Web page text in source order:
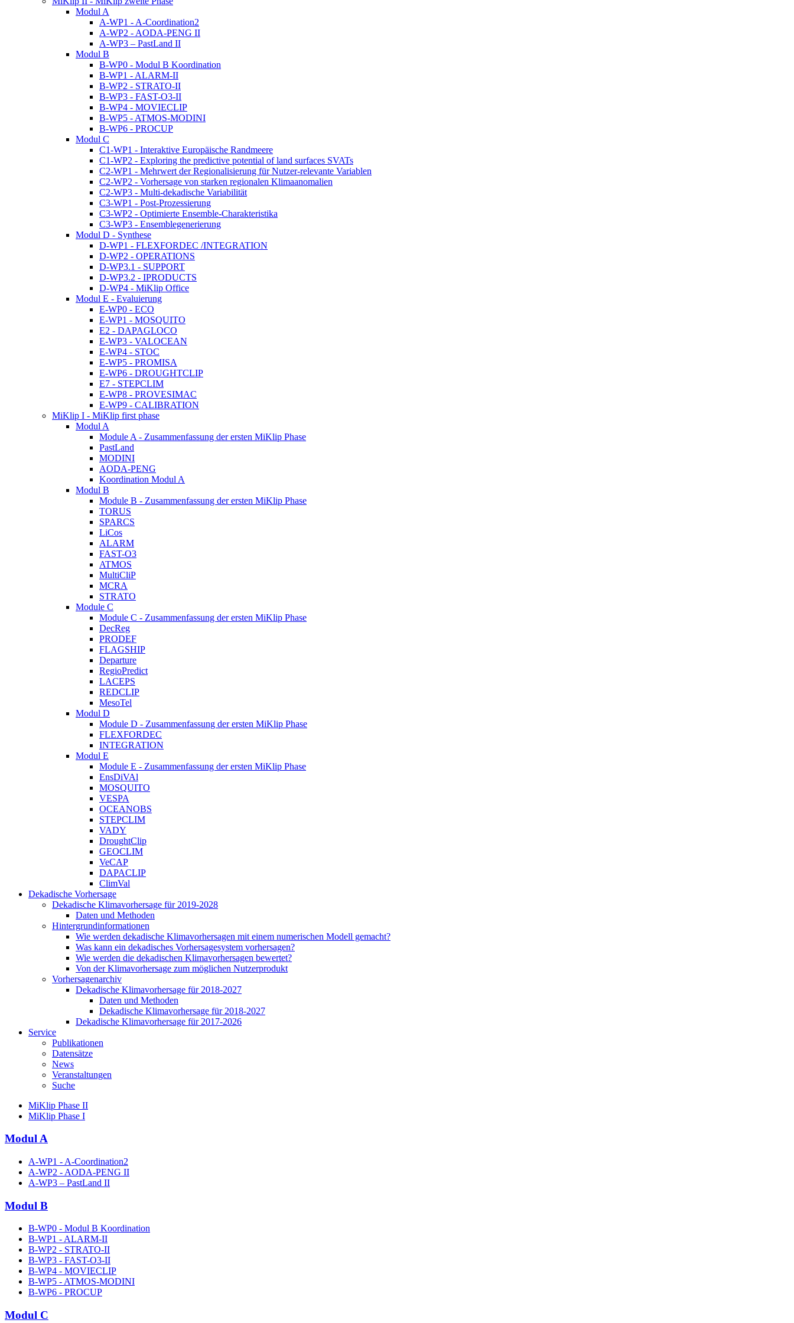
Modul A
A-WP1 - A-Coordination2
A-WP2 - AODA-PENG II
A-WP3 – PastLand II
Modul B
B-WP0 - Modul B Koordination
B-WP1 - ALARM-II
B-WP2 - STRATO-II
B-WP3 - FAST-O3-II
B-WP4 - MOVIECLIP
B-WP5 - ATMOS-MODINI
B-WP6 - PROCUP
Modul C
C1-WP1 - Interaktive Europäische Randmeere
C1-WP2 - Exploring the predictive potential of land surfaces SVATs
C2-WP1 - Mehrwert der Regionalisierung für Nutzer-relevante Variablen
C2-WP2 - Vorhersage von starken regionalen Klimaanomalien
C2-WP3 - Multi-dekadische Variabilität
C3-WP1 - Post-Prozessierung
C3-WP2 - Optimierte Ensemble-Charakteristika
C3-WP3 - Ensemblegenerierung
Modul D - Synthese
D-WP1 - FLEXFORDEC /INTEGRATION
D-WP2 - OPERATIONS
D-WP3.1 - SUPPORT
D-WP3.2 - IPRODUCTS
D-WP4 - MiKlip Office
Modul E - Evaluierung
E-WP0 - ECO
E-WP1 - MOSQUITO
E2 - DAPAGLOCO
E-WP3 - VALOCEAN
E-WP4 - STOC
E-WP5 - PROMISA
E-WP6 - DROUGHTCLIP
E7 - STEPCLIM
E-WP8 - PROVESIMAC
E-WP9 - CALIBRATION
MiKlip I - MiKlip first phase
Modul A
Module A - Zusammenfassung der ersten MiKlip Phase
PastLand
MODINI
AODA-PENG
Koordination Modul A
Modul B
Module B - Zusammenfassung der ersten MiKlip Phase
TORUS
SPARCS
LiCos
ALARM
FAST-O3
ATMOS
MultiCliP
MCRA
STRATO
Module C
Module C - Zusammenfassung der ersten MiKlip Phase
DecReg
PRODEF
FLAGSHIP
Departure
RegioPredict
LACEPS
REDCLIP
MesoTel
Modul D
Module D - Zusammenfassung der ersten MiKlip Phase
FLEXFORDEC
INTEGRATION
Modul E
Module E - Zusammenfassung der ersten MiKlip Phase
EnsDiVAl
MOSQUITO
VESPA
OCEANOBS
STEPCLIM
VADY
DroughtClip
GEOCLIM
VeCAP
DAPACLIP
ClimVal
Dekadische Vorhersage
Dekadische Klimavorhersage für 2019-2028
Daten und Methoden
Hintergrundinformationen
Wie werden dekadische Klimavorhersagen mit einem numerischen Modell gemacht?
Was kann ein dekadisches Vorhersagesystem vorhersagen?
Wie werden die dekadischen Klimavorhersagen bewertet?
Von der Klimavorhersage zum möglichen Nutzerprodukt
Vorhersagenarchiv
Dekadische Klimavorhersage für 2018-2027
Daten und Methoden
Dekadische Klimavorhersage für 2018-2027
Dekadische Klimavorhersage für 2017-2026
Service
Publikationen
Datensätze
News
Veranstaltungen
Suche
MiKlip Phase II
MiKlip Phase I
Modul A
A-WP1 - A-Coordination2
A-WP2 - AODA-PENG II
A-WP3 – PastLand II
Modul B
B-WP0 - Modul B Koordination
B-WP1 - ALARM-II
B-WP2 - STRATO-II
B-WP3 - FAST-O3-II
B-WP4 - MOVIECLIP
B-WP5 - ATMOS-MODINI
B-WP6 - PROCUP
Modul C